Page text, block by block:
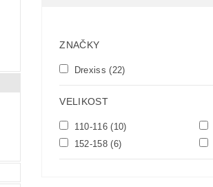
ZNAČKY
Drexiss(22)
VELIKOST
110-116(10)
152-158(6)